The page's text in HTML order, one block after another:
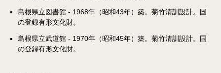
島根県立図書館 - 1968年（昭和43年）築。菊竹清訓設計。国
の登録有形文化財。
島根県立武道館 - 1970年（昭和45年）築。菊竹清訓設計。国
の登録有形文化財。